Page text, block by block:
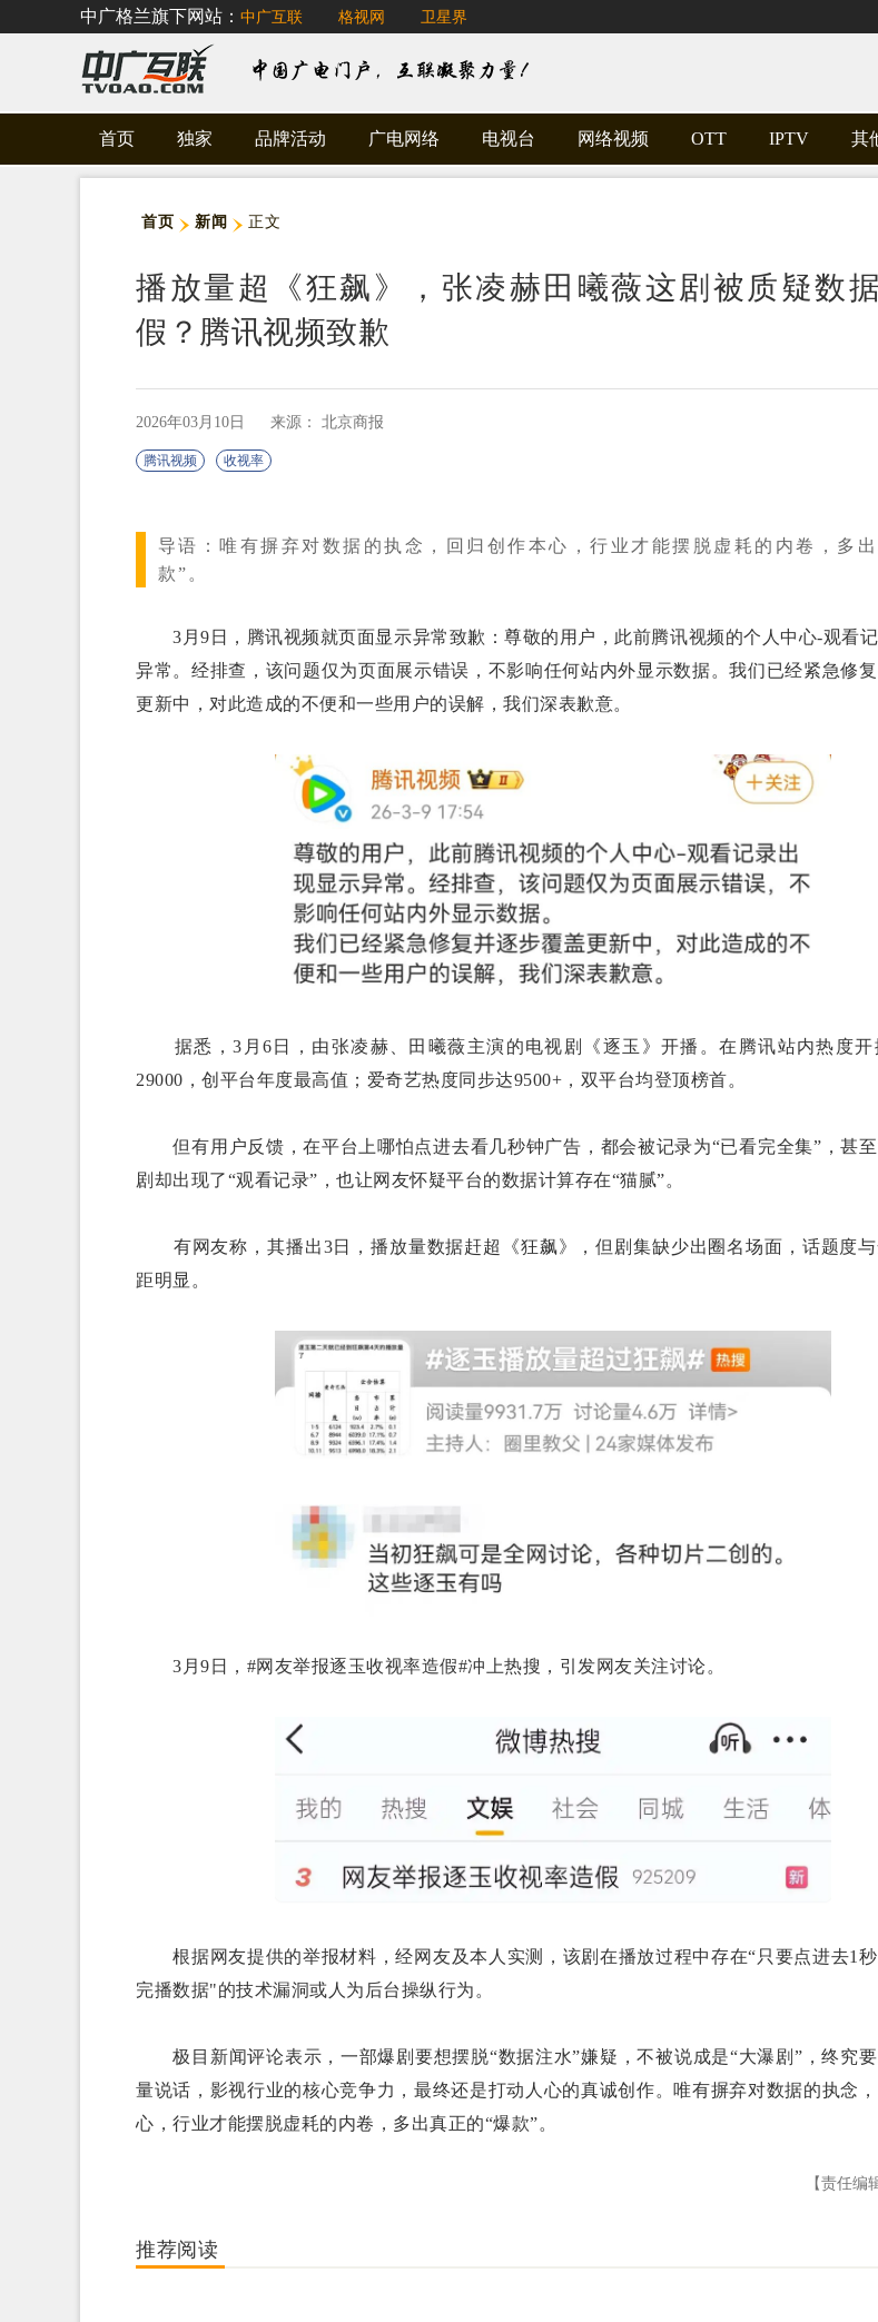
中广格兰旗下网站： 中广互联 格视网 卫星界
首页 独家 品牌活动 广电网络 电视台 网络视频 OTT IPTV 其
首页 新闻 正文
播放量超《狂飙》，张凌赫田曦薇这剧被质疑数
假？腾讯视频致歉
2026年03月10日 来源： 北京商报
腾讯视频 收视率
导语： 唯有摒弃对数据的执念，回归创作本心，行业才能摆脱虚耗的内卷，多
款”。
3月9日，腾讯视频就页面显示异常致歉：尊敬的用户，此前腾讯视频的个人中心-观看
异常。经排查，该问题仅为页面展示错误，不影响任何站内外显示数据。我们已经紧急修
更新中，对此造成的不便和一些用户的误解，我们深表歉意。
据悉，3月6日，由张凌赫、田曦薇主演的电视剧《逐玉》开播。在腾讯站内热度开
29000，创平台年度最高值；爱奇艺热度同步达9500+，双平台均登顶榜首。
但有用户反馈，在平台上哪怕点进去看几秒钟广告，都会被记录为“已看完全集”，甚至
剧却出现了“观看记录”，也让网友怀疑平台的数据计算存在“猫腻”。
有网友称，其播出3日，播放量数据赶超《狂飙》，但剧集缺少出圈名场面，话题度
距明显。
3月9日，#网友举报逐玉收视率造假#冲上热搜，引发网友关注讨论。
根据网友提供的举报材料，经网友及本人实测，该剧在播放过程中存在“只要点进去1秒
完播数据"的技术漏洞或人为后台操纵行为。
极目新闻评论表示，一部爆剧要想摆脱“数据注水”嫌疑，不被说成是“大瀑剧”，终究
量说话，影视行业的核心竞争力，最终还是打动人心的真诚创作。唯有摒弃对数据的执念
心，行业才能摆脱虚耗的内卷，多出真正的“爆款”。
【责任编
推荐阅读